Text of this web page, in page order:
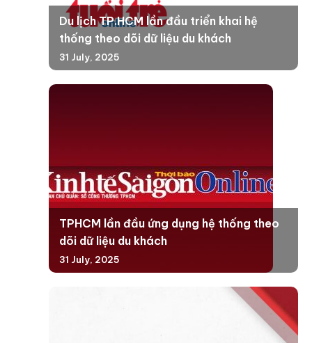
Du lịch TP.HCM lần đầu triển khai hệ
thống theo dõi dữ liệu du khách
31 July, 2025
TPHCM lần đầu ứng dụng hệ thống theo
dõi dữ liệu du khách
31 July, 2025